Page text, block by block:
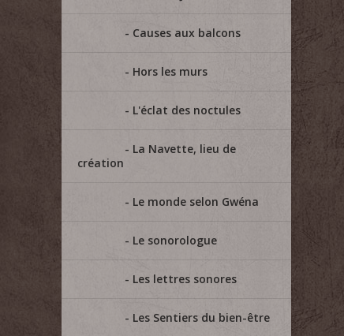
Causes aux balcons
Hors les murs
L'éclat des noctules
La Navette, lieu de
création
Le monde selon Gwéna
Le sonorologue
Les lettres sonores
Les Sentiers du bien-être